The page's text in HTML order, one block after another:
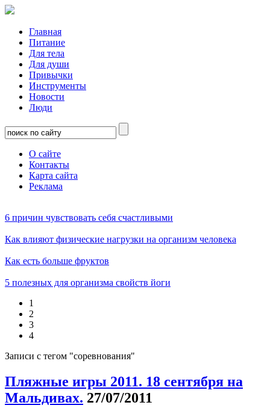
Главная
Питание
Для тела
Для души
Привычки
Инструменты
Новости
Люди
О сайте
Контакты
Карта сайта
Реклама
6 причин чувствовать себя счастливыми
Как влияют физические нагрузки на организм человека
Как есть больше фруктов
5 полезных для организма свойств йоги
1
2
3
4
Записи с тегом "соревнования"
Пляжные игры 2011. 18 сентября на
Мальдивах. 27/07/2011